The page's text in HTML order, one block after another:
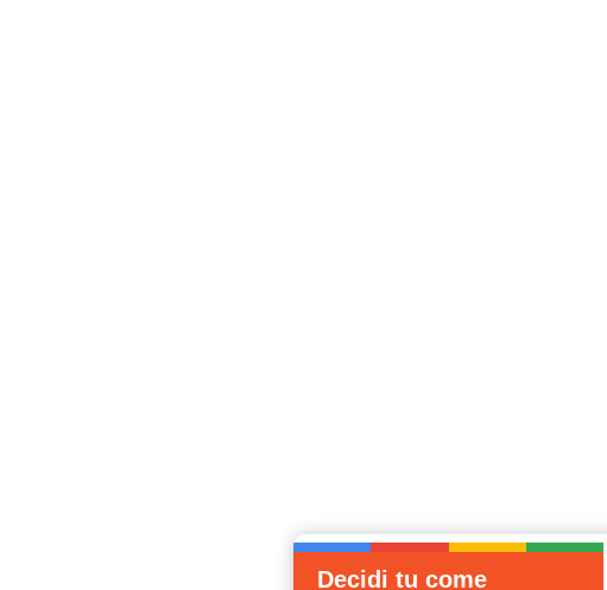
Decidi tu come